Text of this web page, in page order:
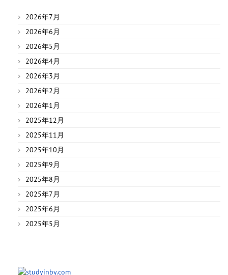
2026年7月
2026年6月
2026年5月
2026年4月
2026年3月
2026年2月
2026年1月
2025年12月
2025年11月
2025年10月
2025年9月
2025年8月
2025年7月
2025年6月
2025年5月